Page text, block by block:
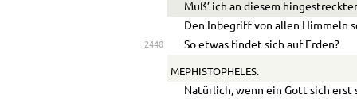
Muß’ ich an diesem
Den Inbegriff von allen Himmeln
2440 So etwas findet sich auf Erden?
MEPHISTOPHELES.
Natürlich, wenn ein Gott sich erst